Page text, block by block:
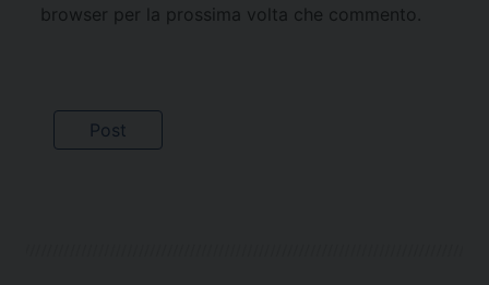
browser per la prossima volta che commento.